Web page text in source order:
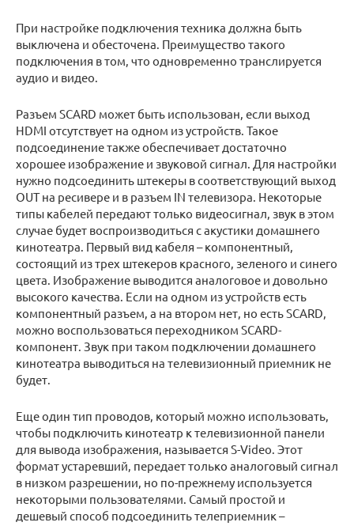
При настройке подключения техника должна быть
выключена и обесточена. Преимущество такого
подключения в том, что одновременно транслируется
аудио и видео.
Разъем SCARD может быть использован, если выход
HDMI отсутствует на одном из устройств. Такое
подсоединение также обеспечивает достаточно
хорошее изображение и звуковой сигнал. Для настройки
нужно подсоединить штекеры в соответствующий выход
OUT на ресивере и в разъем IN телевизора. Некоторые
типы кабелей передают только видеосигнал, звук в этом
случае будет воспроизводиться с акустики домашнего
кинотеатра. Первый вид кабеля – компонентный,
состоящий из трех штекеров красного, зеленого и синего
цвета. Изображение выводится аналоговое и довольно
высокого качества. Если на одном из устройств есть
компонентный разъем, а на втором нет, но есть SCARD,
можно воспользоваться переходником SCARD-
компонент. Звук при таком подключении домашнего
кинотеатра выводиться на телевизионный приемник не
будет.
Еще один тип проводов, который можно использовать,
чтобы подключить кинотеатр к телевизионной панели
для вывода изображения, называется S-Video. Этот
формат устаревший, передает только аналоговый сигнал
в низком разрешении, но по-прежнему используется
некоторыми пользователями. Самый простой и
дешевый способ подсоединить телеприемник –